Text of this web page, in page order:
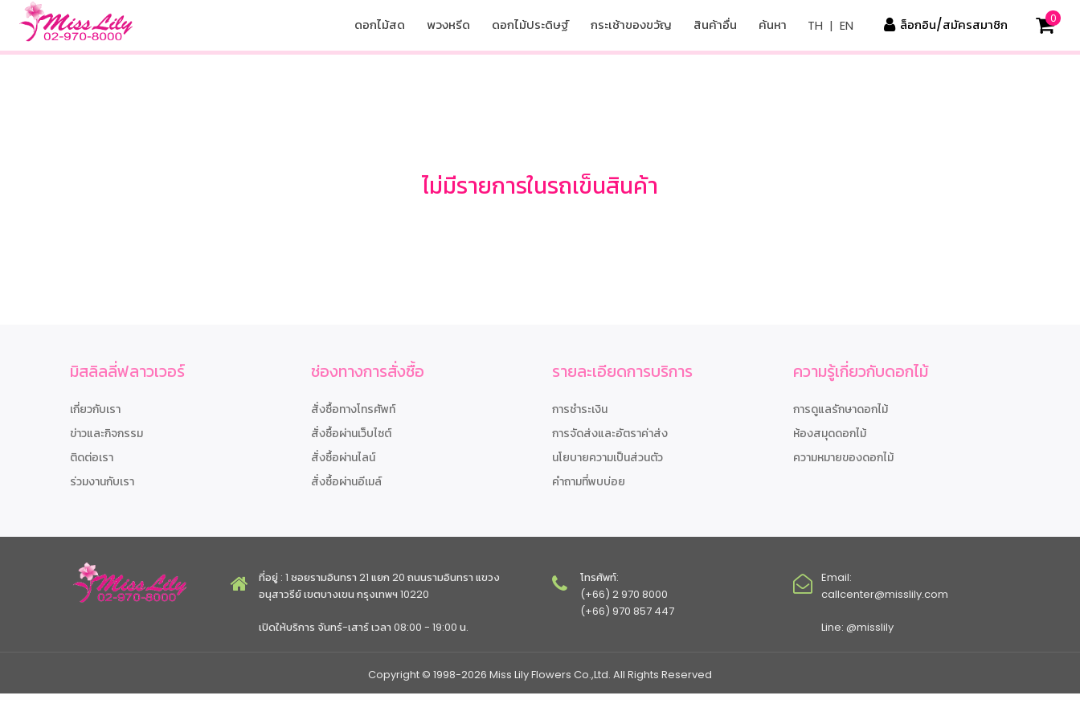
ดอกไม้สด พวงหรีด ดอกไม้ประดิษฐ์ กระเช้าของขวัญ สินค้าอื่น ค้นหา TH | EN ล็อกอิน/สมัครสมาชิก 0
ไม่มีรายการในรถเข็นสินค้า
มิสลิลลี่ฟลาวเวอร์
เกี่ยวกับเรา
ข่าวและกิจกรรม
ติดต่อเรา
ร่วมงานกับเรา
ช่องทางการสั่งซื้อ
สั่งซื้อทางโทรศัพท์
สั่งซื้อผ่านเว็บไซต์
สั่งซื้อผ่านไลน์
สั่งซื้อผ่านอีเมล์
รายละเอียดการบริการ
การชำระเงิน
การจัดส่งและอัตราค่าส่ง
นโยบายความเป็นส่วนตัว
คำถามที่พบบ่อย
ความรู้เกี่ยวกับดอกไม้
การดูแลรักษาดอกไม้
ห้องสมุดดอกไม้
ความหมายของดอกไม้
ที่อยู่ : 1 ซอยรามอินทรา 21 แยก 20 ถนนรามอินทรา แขวง
อนุสาวรีย์ เขตบางเขน กรุงเทพฯ 10220
เปิดให้บริการ จันทร์-เสาร์ เวลา 08:00 - 19:00 น.
โทรศัพท์:
(+66) 2 970 8000
(+66) 970 857 447
Email:
callcenter@misslily.com
Line: @misslily
Copyright © 1998-2026 Miss Lily Flowers Co.,Ltd. All Rights Reserved